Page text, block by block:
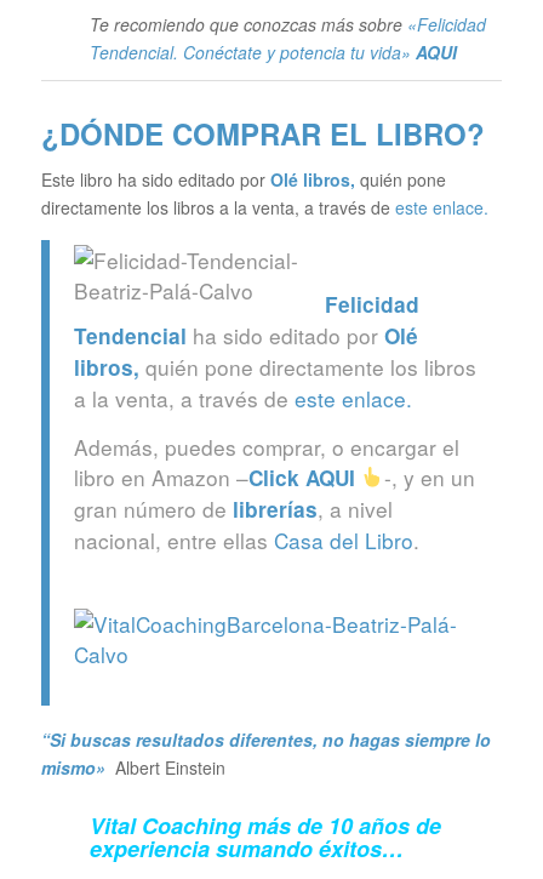
Te recomiendo que conozcas más sobre «Felicidad
Tendencial. Conéctate y potencia tu vida» AQUI
¿DÓNDE COMPRAR EL LIBRO?
Este libro ha sido editado por Olé libros, quién pone
directamente los libros a la venta, a través de este enlace.
Felicidad
Tendencial ha sido editado por Olé
libros, quién pone directamente los libros
a la venta, a través de este enlace.
Además, puedes comprar, o encargar el
libro en Amazon –Click AQUI
-, y en un
gran número de librerías, a nivel
nacional, entre ellas Casa del Libro.
“Si buscas resultados diferentes, no hagas siempre lo
mismo» Albert Einstein
Vital Coaching más de 10 años de
experiencia sumando éxitos…